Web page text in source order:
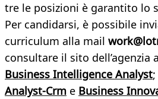
tre le posizioni è garantito lo
Per candidarsi, è possibile
curriculum alla mail
consultare il sito dell’agenzia
Business Intelligence Analyst;
Analyst-Crm e Business